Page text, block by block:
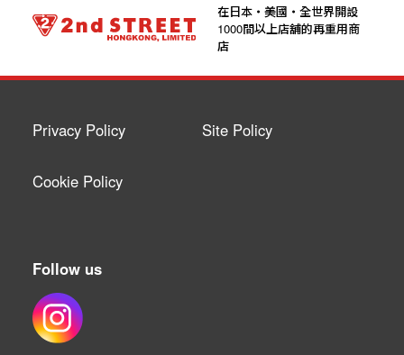
在日本‧美國‧全世界開設
1000間以上店舖的再重用商
店
Privacy Policy Site Policy
Cookie Policy
Follow us